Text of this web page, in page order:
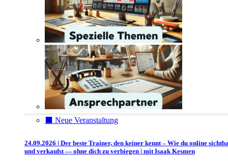
⬛️ Neue Veranstaltung
24.09.2026 | Der beste Trainer, den keiner kennt – Wie du online
und verkaufst — ohne dich zu verbiegen | mit Isaak Kesmen